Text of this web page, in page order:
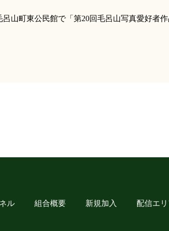
山町東公民館で「第20回毛呂山写真愛好者
ル 組合概要 新規加入 配信エ